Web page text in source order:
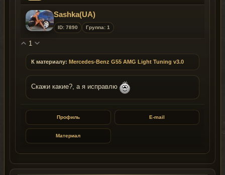
Sashka(UA)
ID: 7890 Группа: 1
1
К материалу: Mercedes-Benz G55 AMG Light Tuning v3.0
Скажи какие?, а я исправлю
Профиль E-mail
Материал